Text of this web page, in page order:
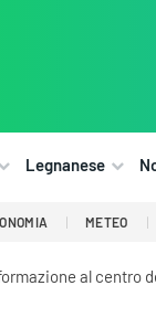
Legnanese
METEO
al centro